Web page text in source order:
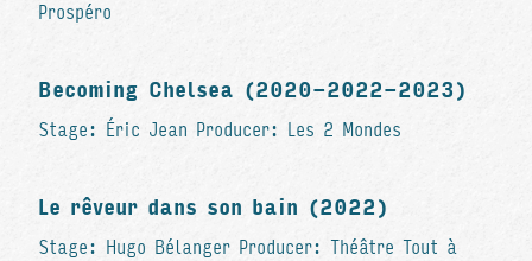
Prospéro
Becoming Chelsea (2020-2022-2023)
Stage: Éric Jean Producer: Les 2 Mondes
Le rêveur dans son bain (2022)
Stage: Hugo Bélanger Producer: Théâtre Tout à